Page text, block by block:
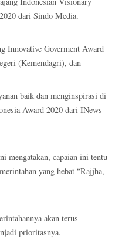
dari Sindo Media.
Innovative Goverment Award
(Kemendagri), dan
baik dan menginspirasi di
Award 2020 dari INews-
mengatakan, capaian ini tentu
yang hebat “Rajjha,
akan terus
prioritasnya.